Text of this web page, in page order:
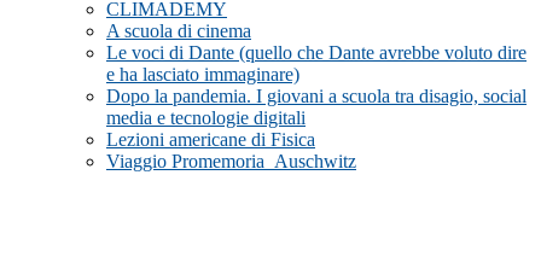
CLIMADEMY
A scuola di cinema
Le voci di Dante (quello che Dante avrebbe voluto dire
e ha lasciato immaginare)
Dopo la pandemia. I giovani a scuola tra disagio, social
media e tecnologie digitali
Lezioni americane di Fisica
Viaggio Promemoria_Auschwitz